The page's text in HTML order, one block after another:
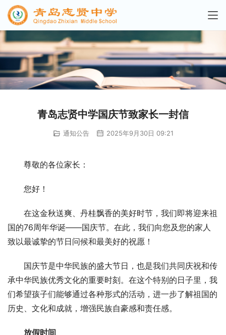
青岛志贤中学国庆节致家长一封信
通知公告 2025年9月30日 09:21
尊敬的各位家长：
您好！
在这金秋送爽、丹桂飘香的美好时节，我们即将迎来祖
国的76周年华诞——国庆节。在此，我们向您及您的家人
致以最诚挚的节日问候和最美好的祝愿！
国庆节是中华民族的盛大节日，也是我们共同庆祝和传
承中华民族优秀文化的重要时刻。在这个特别的日子里，我
们希望孩子们能够通过各种形式的活动，进一步了解祖国的
历史、文化和成就，增强民族自豪感和责任感。
放假时间